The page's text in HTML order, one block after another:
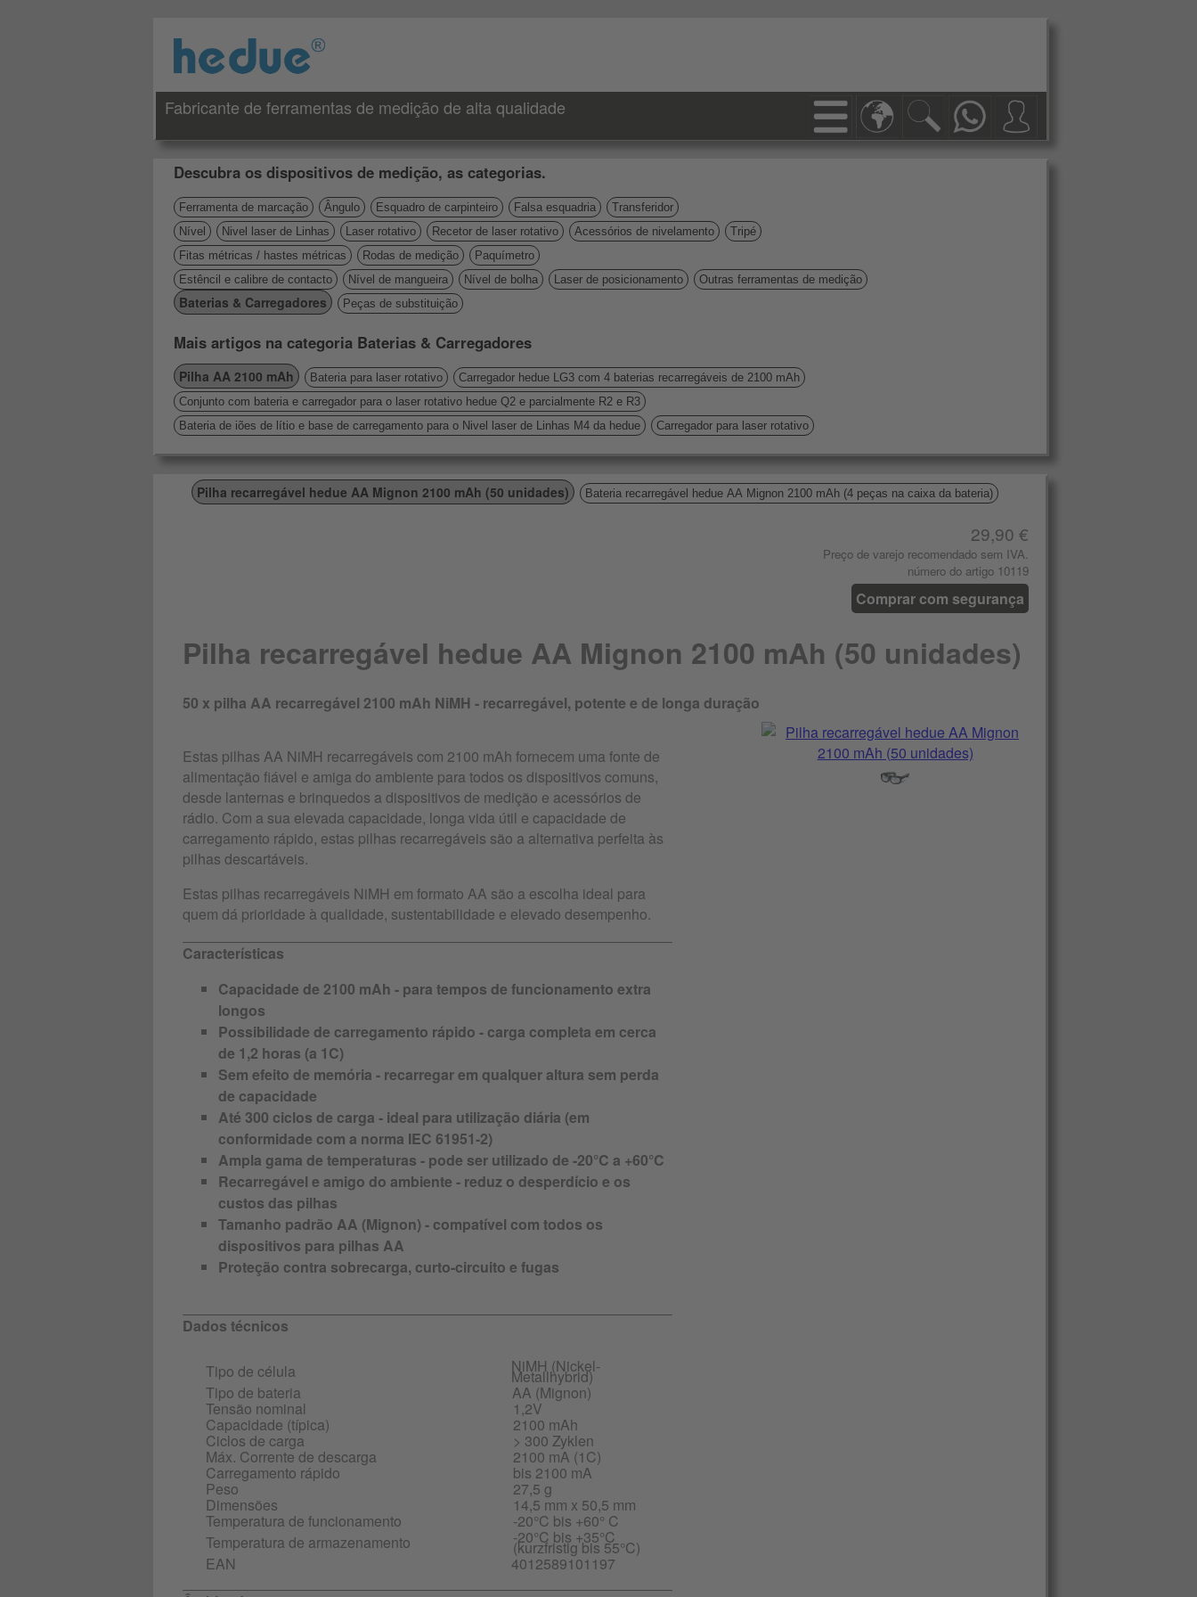
Fabricante de ferramentas de medição de alta qualidade
Descubra os dispositivos de medição, as categorias.
Ferramenta de marcação Ângulo Esquadro de carpinteiro Falsa esquadria
Transferidor
Nível
Nivel laser de Linhas Laser rotativo Recetor de laser rotativo Acessórios de nivelamento
Tripé
Fitas métricas / hastes métricas
Rodas de medição
Paquímetro
Estêncil e calibre de contacto
Nível de mangueira Nível de bolha Laser de posicionamento Outras ferramentas de medição
Baterias & Carregadores Peças de substituição
Mais artigos na categoria Baterias & Carregadores
Pilha AA 2100 mAh Bateria para laser rotativo
Carregador hedue LG3 com 4 baterias recarregáveis de 2100 mAh
Conjunto com bateria e carregador para o laser rotativo hedue Q2 e parcialmente R2 e R3
Bateria de iões de lítio e base de carregamento para o Nivel laser de Linhas M4 da hedue
Carregador para laser rotativo
Pilha recarregável hedue AA Mignon 2100 mAh (50 unidades) Bateria recarregável hedue AA Mignon 2100 mAh (4 peças na caixa da bateria)
29,90 €
Preço de varejo recomendado sem IVA.
número do artigo 10119
Comprar com segurança
Pilha recarregável hedue AA Mignon 2100 mAh (50 unidades)
50 x pilha AA recarregável 2100 mAh NiMH - recarregável, potente e de longa duração
Estas pilhas AA NiMH recarregáveis com 2100 mAh fornecem uma fonte de
alimentação fiável e amiga do ambiente para todos os dispositivos comuns,
desde lanternas e brinquedos a dispositivos de medição e acessórios de
rádio. Com a sua elevada capacidade, longa vida útil e capacidade de
carregamento rápido, estas pilhas recarregáveis são a alternativa perfeita às
pilhas descartáveis.
Estas pilhas recarregáveis NiMH em formato AA são a escolha ideal para
quem dá prioridade à qualidade, sustentabilidade e elevado desempenho.
Características
Capacidade de 2100 mAh - para tempos de funcionamento extra
longos
Possibilidade de carregamento rápido - carga completa em cerca
de 1,2 horas (a 1C)
Sem efeito de memória - recarregar em qualquer altura sem perda
de capacidade
Até 300 ciclos de carga - ideal para utilização diária (em
conformidade com a norma IEC 61951-2)
Ampla gama de temperaturas - pode ser utilizado de -20°C a +60°C
Recarregável e amigo do ambiente - reduz o desperdício e os
custos das pilhas
Tamanho padrão AA (Mignon) - compatível com todos os
dispositivos para pilhas AA
Proteção contra sobrecarga, curto-circuito e fugas
Dados técnicos
Tipo de célula NiMH (Nickel-
Metallhybrid)
Tipo de bateria AA (Mignon)
Tensão nominal 1,2V
Capacidade (típica) 2100 mAh
Ciclos de carga > 300 Zyklen
Máx. Corrente de descarga 2100 mA (1C)
Carregamento rápido bis 2100 mA
Peso 27,5 g
Dimensões 14,5 mm x 50,5 mm
Temperatura de funcionamento
-20°C bis +60° C
Temperatura de armazenamento
-20°C bis +35°C
(kurzfristig bis 55°C)
EAN
4012589101197